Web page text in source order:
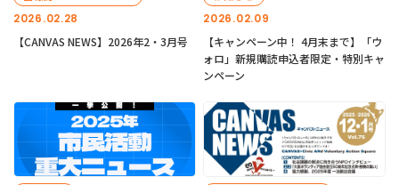
2026.02.28
【CANVAS NEWS】2026年2・3月号
2026.02.09
【キャンペーン中！ 4月末まで】「ウ
ォロ」新規購読申込者限定・特別キャ
ンペーン